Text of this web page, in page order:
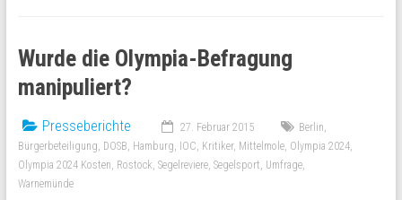
Wurde die Olympia-Befragung
manipuliert?
Presseberichte 27. Februar 2015 Berlin,
Bürgerbeteiligung, DOSB, Hamburg, IOC, Kritiker, Mittelmole, Olympia 2024,
Olympia 2024 Kosten, Rostock, Segelreviere, Segelsport, Umfrage,
Warnemünde